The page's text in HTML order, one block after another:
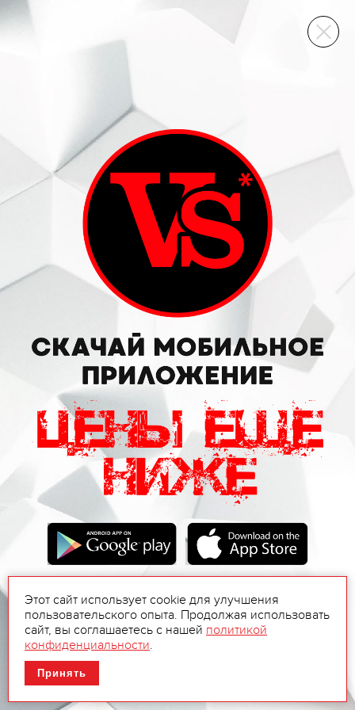
ВИННЫЙ СКЛАД
Этот сайт использует cookie для улучшения
пользовательского опыта. Продолжая использовать
сайт, вы соглашаетесь с нашей политикой
конфиденциальности.
Принять